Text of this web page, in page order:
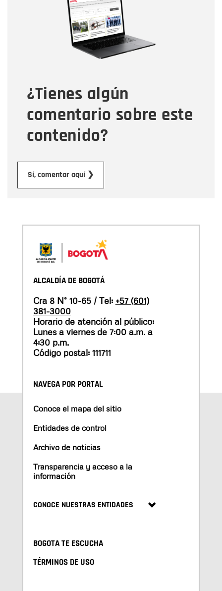
¿Tienes algún
comentario sobre este
contenido?
Sí, comentar aquí ❯
Correo electrónico
Tipo de comentario
Mensaje
ALCALDÍA DE BOGOTÁ
Cra 8 N° 10-65 / Tel: +57 (601)
381-3000
Horario de atención al público:
Lunes a viernes de 7:00 a.m. a
4:30 p.m.
Código postal: 111711
NAVEGA POR PORTAL
Conoce el mapa del sitio
Entidades de control
Archivo de noticias
Transparencia y acceso a la
información
CONOCE NUESTRAS ENTIDADES
BOGOTA TE ESCUCHA
TÉRMINOS DE USO